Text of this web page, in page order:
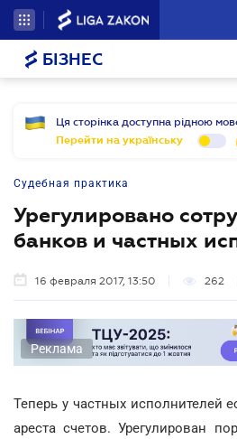
БІЗНЕС
Ця сторінка доступна рідною
Перейти на українську
Судебная практика
Урегулировано
банков и частных
16 февраля 2017, 13:50 262
Реклама
Теперь у частных исполнителей
ареста счетов. Урегулирован